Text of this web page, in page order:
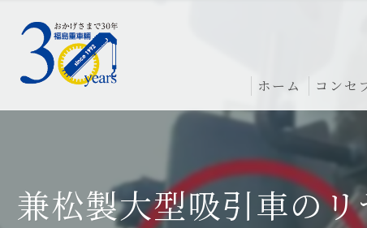
ホーム コンセ
兼松製大型吸引車の